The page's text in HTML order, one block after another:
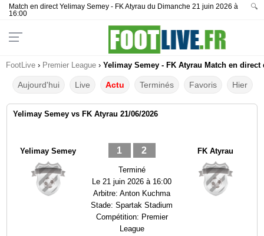
Match en direct Yelimay Semey - FK Atyrau du Dimanche 21 juin 2026 à
16:00
🔍
FootLive › Premier League › Yelimay Semey - FK Atyrau Match en direct
Aujourd'hui Live Actu Terminés Favoris Hier
Yelimay Semey vs FK Atyrau 21/06/2026
Yelimay Semey 1 2
Terminé
Le21 juin 2026 à 16:00
Arbitre:Anton Kuchma
Stade:Spartak Stadium
Compétition: Premier
League
FK Atyrau